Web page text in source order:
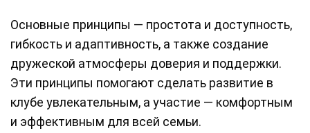
Основные принципы — простота и доступность,
гибкость и адаптивность, а также создание
дружеской атмосферы доверия и поддержки.
Эти принципы помогают сделать развитие в
клубе увлекательным, а участие — комфортным
и эффективным для всей семьи.